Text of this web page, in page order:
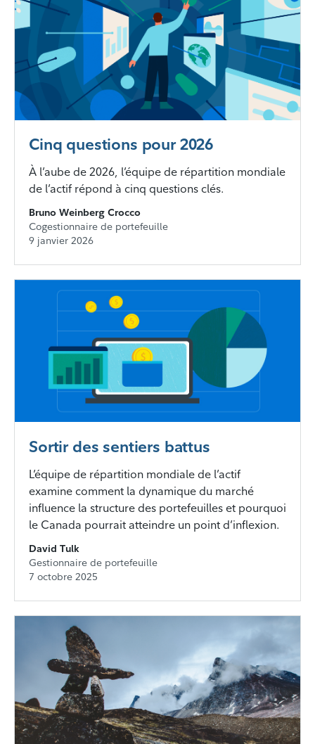
Cinq questions pour 2026
À l’aube de 2026, l’équipe de répartition mondiale
de l’actif répond à cinq questions clés.
Bruno Weinberg Crocco
Cogestionnaire de portefeuille
9 janvier 2026
Sortir des sentiers battus
L’équipe de répartition mondiale de l’actif
examine comment la dynamique du marché
influence la structure des portefeuilles et pourquoi
le Canada pourrait atteindre un point d’inflexion.
David Tulk
Gestionnaire de portefeuille
7 octobre 2025